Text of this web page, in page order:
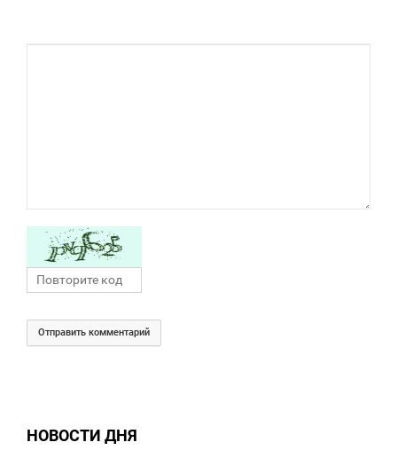
Отправить комментарий
НОВОСТИ ДНЯ